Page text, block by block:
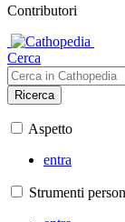
Contributori
Cerca
Ricerca
Aspetto
entra
Strumenti